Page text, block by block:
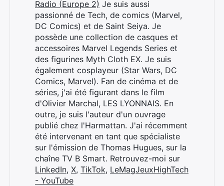
Radio (Europe 2) Je suis aussi
passionné de Tech, de comics (Marvel,
DC Comics) et de Saint Seiya. Je
possède une collection de casques et
accessoires Marvel Legends Series et
des figurines Myth Cloth EX. Je suis
également cosplayeur (Star Wars, DC
Comics, Marvel). Fan de cinéma et de
séries, j'ai été figurant dans le film
d'Olivier Marchal, LES LYONNAIS. En
outre, je suis l'auteur d'un ouvrage
publié chez l'Harmattan. J'ai récemment
été intervenant en tant que spécialiste
sur l'émission de Thomas Hugues, sur la
chaîne TV B Smart. Retrouvez-moi sur
LinkedIn, X, TikTok, LeMagJeuxHighTech
- YouTube